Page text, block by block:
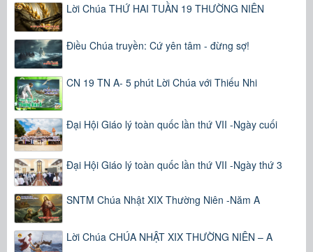
Lời Chúa THỨ HAI TUẦN 19 THƯỜNG NIÊN
Điều Chúa truyền: Cứ yên tâm - đừng sợ!
CN 19 TN A- 5 phút Lời Chúa với Thiếu Nhi
Đại Hội Giáo lý toàn quốc lần thứ VII -Ngày cuối
Đại Hội Giáo lý toàn quốc lần thứ VII -Ngày thứ 3
SNTM Chúa Nhật XIX Thường Niên -Năm A
Lời Chúa CHÚA NHẬT XIX THƯỜNG NIÊN – A